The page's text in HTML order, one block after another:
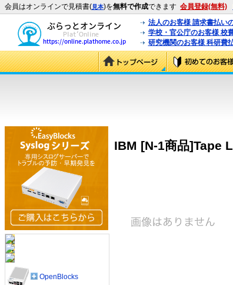
会員はオンラインで見積書(見本)を無料で作成できます 会員登録(無料)
法人のお客様 請求書払い
学校・官公庁のお客様 校
研究機関のお客様 科研費
IBM [N-1商品]Tape
OpenBlocks